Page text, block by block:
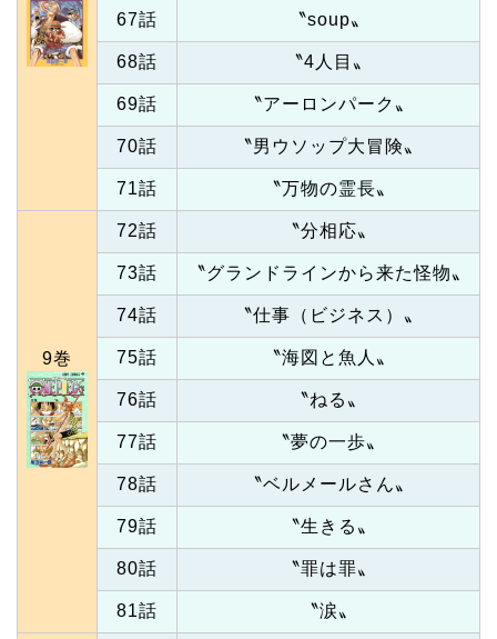
67話 〝soup〟
68話 〝4人目〟
69話 〝アーロンパーク〟
70話 〝男ウソップ大冒険〟
71話 〝万物の霊長〟
9巻
72話 〝分相応〟
73話 〝グランドラインから来た怪物〟
74話 〝仕事（ビジネス）〟
75話 〝海図と魚人〟
76話 〝ねる〟
77話 〝夢の一歩〟
78話 〝ベルメールさん〟
79話 〝生きる〟
80話 〝罪は罪〟
81話 〝涙〟